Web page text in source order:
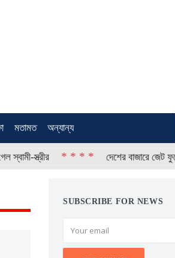
মতামত অন্যান্য
* * * * দেশের বাজারে জেট ফুয়েলের দাম
SUBSCRIBE FOR NEWS